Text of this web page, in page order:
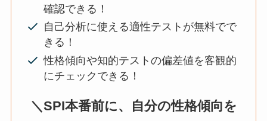
確認できる！
自己分析に使える適性テストが無料でで
きる！
性格傾向や知的テストの偏差値を客観的
にチェックできる！
＼SPI本番前に、自分の性格傾向を